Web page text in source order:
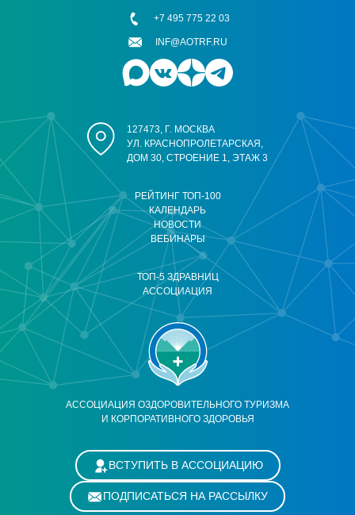
АССОЦИАЦИЯ ОЗДОРОВИТЕЛЬНОГО ТУРИЗМА
И КОРПОРАТИВНОГО ЗДОРОВЬЯ
РЕЙТИНГ ТОП-100
КАЛЕНДАРЬ
НОВОСТИ
ВЕБИНАРЫ
ТОП-5 ЗДРАВНИЦ
АССОЦИАЦИЯ
127473, Г. МОСКВА
УЛ. КРАСНОПРОЛЕТАРСКАЯ,
ДОМ 30, СТРОЕНИЕ 1, ЭТАЖ 3
+7 495 775 22 03
INF@AOTRF.RU
ВСТУПИТЬ В АССОЦИАЦИЮ
ПОДПИСАТЬСЯ НА РАССЫЛКУ